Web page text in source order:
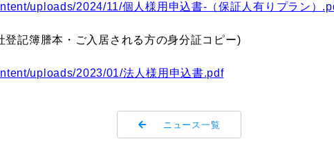
uploads/2024/11/個人様用申込書-（保証人有りプラン）
登記簿謄本・ご入居される方の身分証コピー)
uploads/2023/01/法人様用申込書.pdf
ニュース一覧